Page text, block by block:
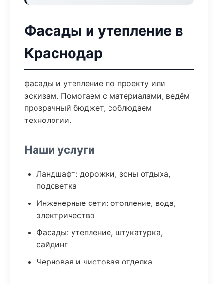
Фасады и утепление в
Краснодар
фасады и утепление по проекту или
эскизам. Помогаем с материалами, ведём
прозрачный бюджет, соблюдаем
технологии.
Наши услуги
Ландшафт: дорожки, зоны отдыха,
подсветка
Инженерные сети: отопление, вода,
электричество
Фасады: утепление, штукатурка,
сайдинг
Черновая и чистовая отделка